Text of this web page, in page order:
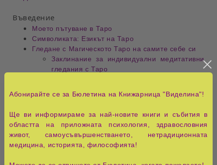
Въведение
Моето пътуване в Таро
Символиката: Езикът на Таро
Гледане с Магическото Таро на самите себе си
Заклинание за индивидуални медитативни
гледания с Таро
Малките Аркани
Мечове
Пентакли
Таро подредби
Гледане с една карта
Абонирайте се за Бюлетина на Книжарница "Виделина"!
Ще ви информираме за най-новите книги и събития в
областта на приложната психология, здравословния
живот, самоусъвършенстването, нетрадиционната
медицина, историята, философията!